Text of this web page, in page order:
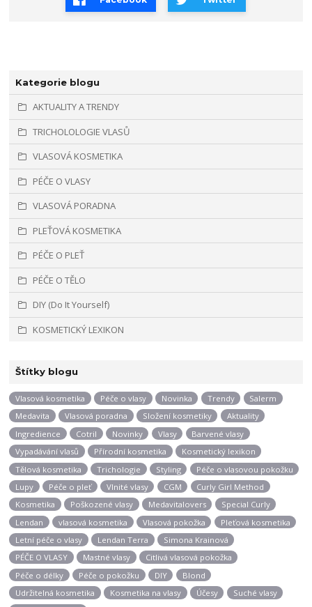
Kategorie blogu
AKTUALITY A TRENDY
TRICHOLOLOGIE VLASŮ
VLASOVÁ KOSMETIKA
PÉČE O VLASY
VLASOVÁ PORADNA
PLEŤOVÁ KOSMETIKA
PÉČE O PLEŤ
PÉČE O TĚLO
DIY (Do It Yourself)
KOSMETICKÝ LEXIKON
Štítky blogu
Vlasová kosmetika Péče o vlasy Novinka Trendy
Salerm
Medavita
Vlasová poradna Složení kosmetiky
Aktuality
Ingredience
Cotril Novinky Vlasy
Barvené vlasy
Vypadávání vlasů
Přírodní kosmetika
Kosmetický lexikon
Tělová kosmetika
Trichologie Styling
Péče o vlasovou pokožku
Lupy
Péče o pleť Vlnité vlasy CGM
Curly Girl Method
Kosmetika
Poškozené vlasy Medavitalovers
Special Curly
Lendan
vlasová kosmetika Vlasová pokožka
Pleťová kosmetika
Letní péče o vlasy
Lendan Terra
Simona Krainová
PÉČE O VLASY
Mastné vlasy
Citlivá vlasová pokožka
Péče o délky
Péče o pokožku DIY
Blond
Udržitelná kosmetika
Kosmetika na vlasy Účesy
Suché vlasy